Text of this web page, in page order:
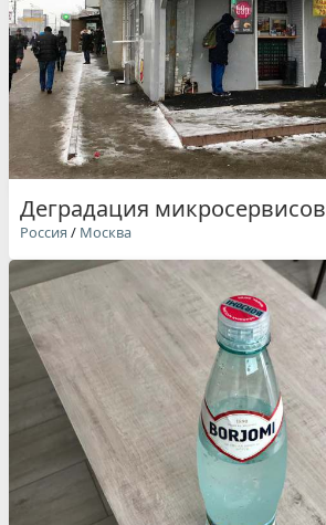
Деградация микросервисов
Россия / Москва